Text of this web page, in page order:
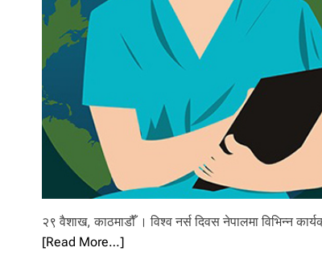
i
२९ वैशाख, काठमाडौँ । विश्व नर्स दिवस नेपालमा विभिन्न
[Read More…]